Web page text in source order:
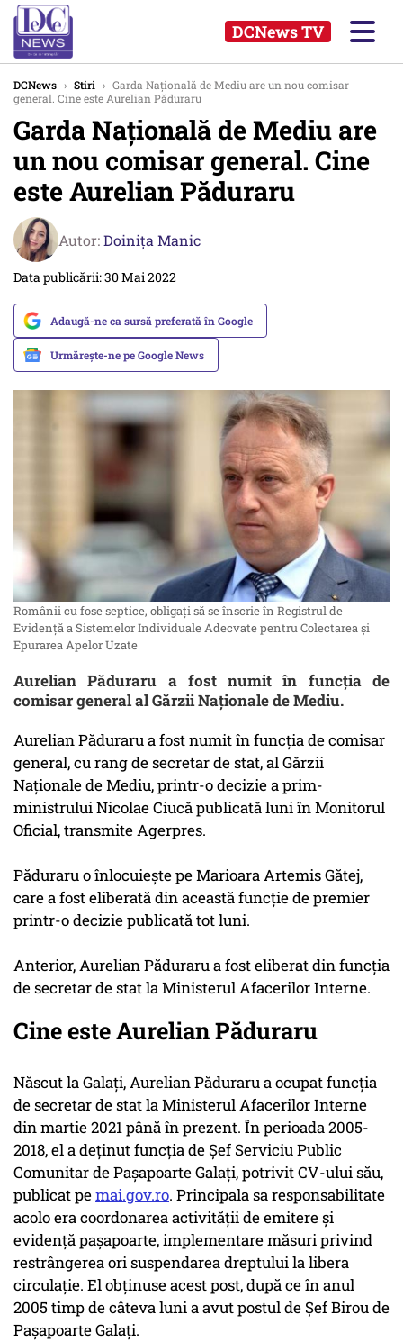
DCNews TV
DCNews › Stiri › Garda Națională de Mediu are un nou comisar
general. Cine este Aurelian Păduraru
Garda Națională de Mediu are
un nou comisar general. Cine
este Aurelian Păduraru
Autor:Doinița Manic
Data publicării: 30 Mai 2022
Adaugă-ne ca sursă preferată în Google
Urmărește-ne pe Google News
Românii cu fose septice, obligaţi să se înscrie în Registrul de
Evidenţă a Sistemelor Individuale Adecvate pentru Colectarea şi
Epurarea Apelor Uzate
Aurelian Păduraru a fost numit în funcţia de
comisar general al Gărzii Naționale de Mediu.
Aurelian Păduraru a fost numit în funcţia de comisar
general, cu rang de secretar de stat, al Gărzii
Naţionale de Mediu, printr-o decizie a prim-
ministrului Nicolae Ciucă publicată luni în Monitorul
Oficial, transmite Agerpres.
Păduraru o înlocuieşte pe Marioara Artemis Gătej,
care a fost eliberată din această funcţie de premier
printr-o decizie publicată tot luni.
Anterior, Aurelian Păduraru a fost eliberat din funcţia
de secretar de stat la Ministerul Afacerilor Interne.
Cine este Aurelian Păduraru
Născut la Galați, Aurelian Păduraru a ocupat funcția
de secretar de stat la Ministerul Afacerilor Interne
din martie 2021 până în prezent. În perioada 2005-
2018, el a deținut funcția de Șef Serviciu Public
Comunitar de Pașapoarte Galați, potrivit CV-ului său,
publicat pemai.gov.ro. Principala sa responsabilitate
acolo era coordonarea activității de emitere și
evidență pașapoarte, implementare măsuri privind
restrângerea ori suspendarea dreptului la libera
circulație. El obținuse acest post, după ce în anul
2005 timp de câteva luni a avut postul de Șef Birou de
Pașapoarte Galați.